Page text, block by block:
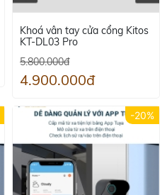
Khoá vân tay cửa cổng Kitos
KT-DL03 Pro
5.800.000đ
4.900.000đ
-20%